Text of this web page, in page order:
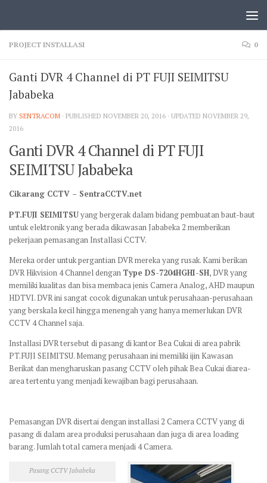
PROJECT INSTALLASI 0
Ganti DVR 4 Channel di PT FUJI SEIMITSU
Jababeka
BY SENTRACOM · PUBLISHED NOVEMBER 20, 2016 · UPDATED NOVEMBER 29,
2016
Ganti DVR 4 Channel di PT FUJI
SEIMITSU Jababeka
Cikarang CCTV – SentraCCTV.net
PT.FUJI SEIMITSUyang bergerak dalam bidang pembuatan baut-baut
untuk elektronik yang berada dikawasan Jababeka 2 memberikan
pekerjaan pemasangan Installasi CCTV.
Mereka order untuk pergantian DVR mereka yang rusak. Kami berikan
DVR Hikvision 4 Channel dengan Type DS-7204HGHI-SH, DVR yang
memiliki kualitas dan bisa membaca jenis Camera Analog, AHD maupun
HDTVI. DVR ini sangat cocok digunakan untuk perusahaan-perusahaan
yang berskala kecil hingga menengah yang hanya memerlukan DVR
CCTV 4 Channel saja.
Installasi DVR tersebut di pasang di kantor Bea Cukai di area pabrik
PT.FUJI SEIMITSU. Memang perusahaan ini memiliki ijin Kawasan
Berikat dan mengharuskan pasang CCTV oleh pihak Bea Cukai diarea-
area tertentu yang menjadi kewajiban bagi perusahaan.
Pemasangan DVR disertai dengan installasi 2 Camera CCTV yang di
pasang di dalam area produksi perusahaan dan juga di area loading
barang. Jumlah total camera menjadi 4 Camera.
Pasang CCTV Jababeka